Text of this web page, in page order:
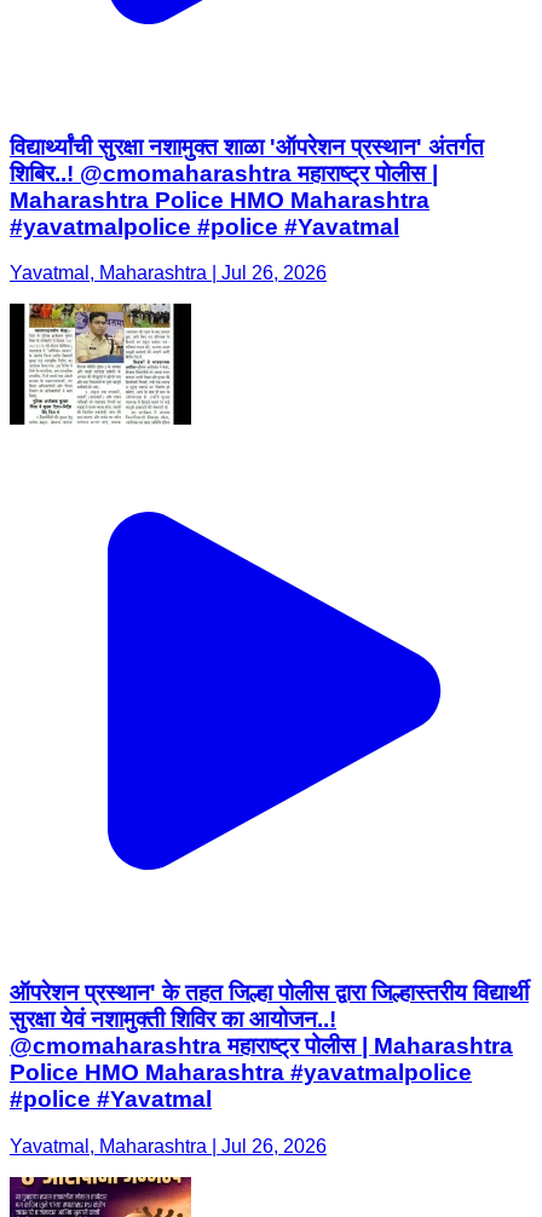
विद्यार्थ्यांची सुरक्षा नशामुक्त शाळा 'ऑपरेशन प्रस्थान' अंतर्गत
शिबिर..! @cmomaharashtra महाराष्ट्र पोलीस |
Maharashtra Police HMO Maharashtra
#yavatmalpolice #police #Yavatmal
Yavatmal, Maharashtra | Jul 26, 2026
ऑपरेशन प्रस्थान' के तहत जिल्हा पोलीस द्वारा जिल्हास्तरीय विद्यार्थी
सुरक्षा येवं नशामुक्ती शिविर का आयोजन..!
@cmomaharashtra महाराष्ट्र पोलीस | Maharashtra
Police HMO Maharashtra #yavatmalpolice
#police #Yavatmal
Yavatmal, Maharashtra | Jul 26, 2026